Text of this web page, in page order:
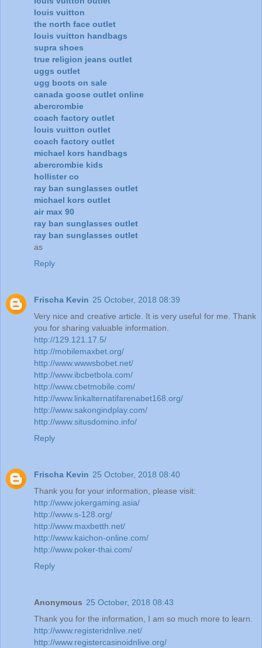
louis vuitton
the north face outlet
louis vuitton handbags
supra shoes
true religion jeans outlet
uggs outlet
ugg boots on sale
canada goose outlet online
abercrombie
coach factory outlet
louis vuitton outlet
coach factory outlet
michael kors handbags
abercrombie kids
hollister co
ray ban sunglasses outlet
michael kors outlet
air max 90
ray ban sunglasses outlet
ray ban sunglasses outlet
as
Reply
Frischa Kevin 25 October, 2018 08:39
Very nice and creative article. It is very useful for me. Thank
you for sharing valuable information.
http://129.121.17.5/
http://mobilemaxbet.org/
http://www.wwwsbobet.net/
http://www.ibcbetbola.com/
http://www.cbetmobile.com/
http://www.linkalternatifarenabet168.org/
http://www.sakongindplay.com/
http://www.situsdomino.info/
Reply
Frischa Kevin 25 October, 2018 08:40
Thank you for your information, please visit:
http://www.jokergaming.asia/
http://www.s-128.org/
http://www.maxbetth.net/
http://www.kaichon-online.com/
http://www.poker-thai.com/
Reply
Anonymous 25 October, 2018 08:43
Thank you for the information, I am so much more to learn.
http://www.registeridnlive.net/
http://www.registercasinoidnlive.org/